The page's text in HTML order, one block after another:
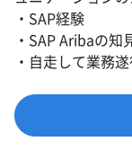
・SAP経験
・SAP Aribaの知
・自走して業務